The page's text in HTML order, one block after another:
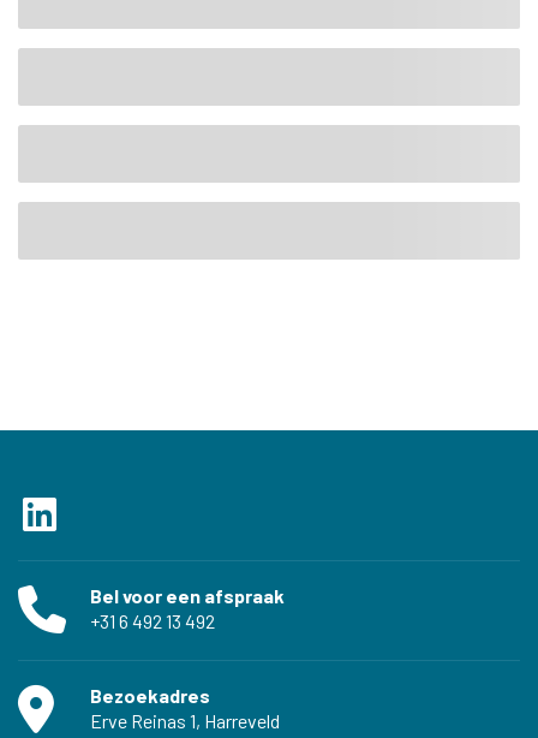
Bel voor een afspraak
‭+31 6 492 13 492‬
Bezoekadres
Erve Reinas 1, Harreveld